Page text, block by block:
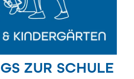
ZUR SCHULE